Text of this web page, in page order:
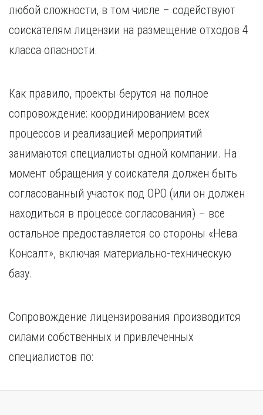
любой сложности, в том числе – содействуют
соискателям лицензии на размещение отходов 4
класса опасности.
Как правило, проекты берутся на полное
сопровождение: координированием всех
процессов и реализацией мероприятий
занимаются специалисты одной компании. На
момент обращения у соискателя должен быть
согласованный участок под ОРО (или он должен
находиться в процессе согласования) – все
остальное предоставляется со стороны «Нева
Консалт», включая материально-техническую
базу.
Сопровождение лицензирования производится
силами собственных и привлеченных
специалистов по: